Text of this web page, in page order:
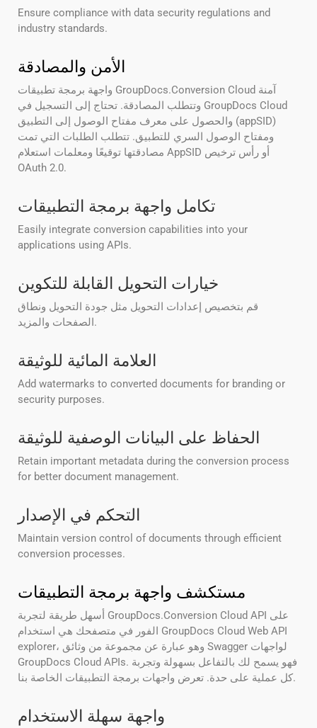
Ensure compliance with data security regulations and
industry standards.
الأمن والمصادقة
واجهة برمجة تطبيقات GroupDocs.Conversion Cloud آمنة
وتتطلب المصادقة. تحتاج إلى التسجيل في GroupDocs Cloud
والحصول على معرف مفتاح الوصول إلى التطبيق (appSID)
ومفتاح الوصول السري للتطبيق. تتطلب الطلبات التي تمت
مصادقتها توقيعًا ومعلمات استعلام AppSID أو رأس ترخيص
OAuth 2.0.
تكامل واجهة برمجة التطبيقات
Easily integrate conversion capabilities into your
applications using APIs.
خيارات التحويل القابلة للتكوين
قم بتخصيص إعدادات التحويل مثل جودة التحويل ونطاق
الصفحات والمزيد.
العلامة المائية للوثيقة
Add watermarks to converted documents for branding or
security purposes.
الحفاظ على البيانات الوصفية للوثيقة
Retain important metadata during the conversion process
for better document management.
التحكم في الإصدار
Maintain version control of documents through efficient
conversion processes.
مستكشف واجهة برمجة التطبيقات
أسهل طريقة لتجربة GroupDocs.Conversion Cloud API على
الفور في متصفحك هي استخدام GroupDocs Cloud Web API
explorer، وهو عبارة عن مجموعة من وثائق Swagger لواجهات
GroupDocs Cloud APIs. فهو يسمح لك بالتفاعل بسهولة وتجربة
كل عملية على حدة. تعرض واجهات برمجة التطبيقات الخاصة بنا.
واجهة سهلة الاستخدام